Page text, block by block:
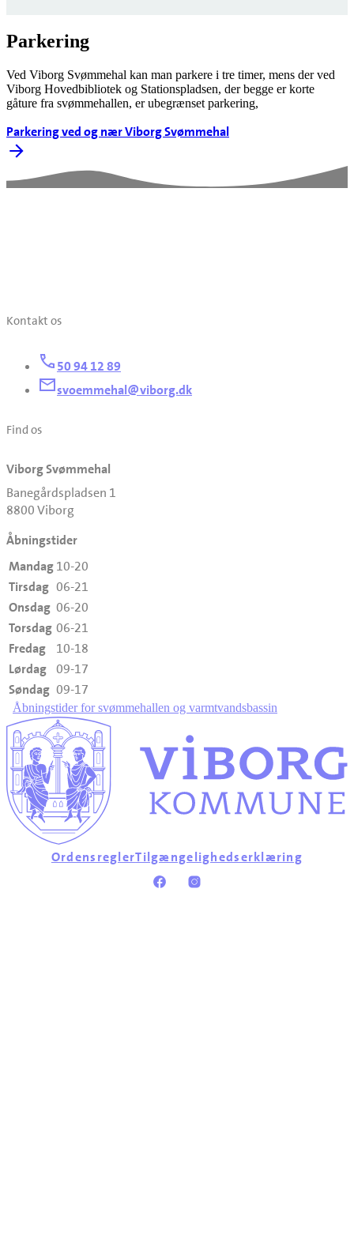
Parkering
Ved Viborg Svømmehal kan man parkere i tre timer, mens der ved
Viborg Hovedbibliotek og Stationspladsen, der begge er korte
gåture fra svømmehallen, er ubegrænset parkering,
Parkering ved og nær Viborg Svømmehal
Kontakt os
50 94 12 89
svoemmehal@viborg.dk
Find os
Viborg Svømmehal
Banegårdspladsen 1
8800 Viborg
Åbningstider
Mandag10-20
Tirsdag 06-21
Onsdag 06-20
Torsdag 06-21
Fredag
10-18
Lørdag 09-17
Søndag 09-17
Åbningstider for svømmehallen og varmtvandsbassin
OrdensreglerTilgængelighedserklæring